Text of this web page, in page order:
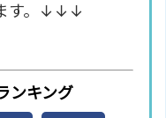
す。↓↓↓
ンキング